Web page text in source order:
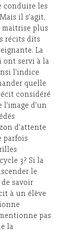
conduire les
il s’agit,
maitrise plus
récits dits
La
ont servi à la
l’indice
quelle
considéré
d’un
d’attente
parfois
3? Si la
le
savoir
à un élève
pas
la